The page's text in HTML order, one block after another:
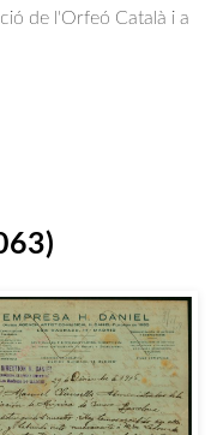
de l'Orfeó Català i a